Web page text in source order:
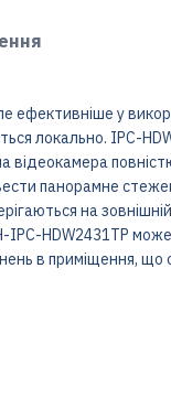
ефективніше у
локально. IPC-
відеокамера
панорамне
на
HDW2431TP
в приміщення, що